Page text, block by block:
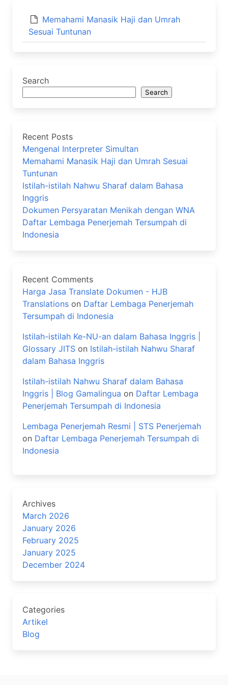
Memahami Manasik Haji dan Umrah
Sesuai Tuntunan
Search
Search
Recent Posts
Mengenal Interpreter Simultan
Memahami Manasik Haji dan Umrah Sesuai
Tuntunan
Istilah-istilah Nahwu Sharaf dalam Bahasa
Inggris
Dokumen Persyaratan Menikah dengan WNA
Daftar Lembaga Penerjemah Tersumpah di
Indonesia
Recent Comments
Harga Jasa Translate Dokumen - HJB
Translations on Daftar Lembaga Penerjemah
Tersumpah di Indonesia
Istilah-istilah Ke-NU-an dalam Bahasa Inggris |
Glossary JITS on Istilah-istilah Nahwu Sharaf
dalam Bahasa Inggris
Istilah-istilah Nahwu Sharaf dalam Bahasa
Inggris | Blog Gamalingua on Daftar Lembaga
Penerjemah Tersumpah di Indonesia
Lembaga Penerjemah Resmi | STS Penerjemah
on Daftar Lembaga Penerjemah Tersumpah di
Indonesia
Archives
March 2026
January 2026
February 2025
January 2025
December 2024
Categories
Artikel
Blog